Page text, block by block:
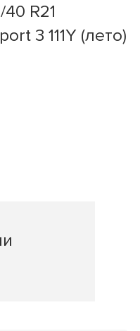
R21
3 111Y (лето)